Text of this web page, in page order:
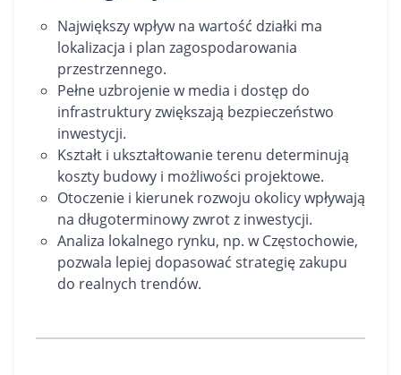
Największy wpływ na wartość działki ma
lokalizacja i plan zagospodarowania
przestrzennego.
Pełne uzbrojenie w media i dostęp do
infrastruktury zwiększają bezpieczeństwo
inwestycji.
Kształt i ukształtowanie terenu determinują
koszty budowy i możliwości projektowe.
Otoczenie i kierunek rozwoju okolicy wpływają
na długoterminowy zwrot z inwestycji.
Analiza lokalnego rynku, np. w Częstochowie,
pozwala lepiej dopasować strategię zakupu
do realnych trendów.